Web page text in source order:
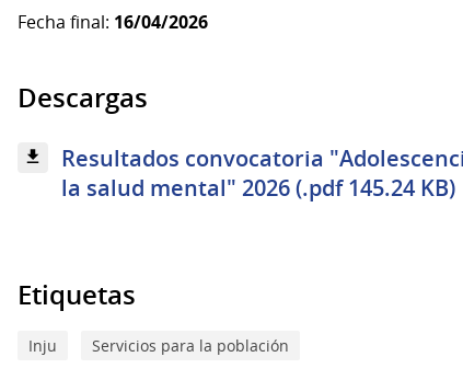
Fecha final: 16/04/2026
Descargas
Resultados convocatoria
la salud mental" 2026 (.pdf 145.24 KB)
Etiquetas
Inju Servicios para la población